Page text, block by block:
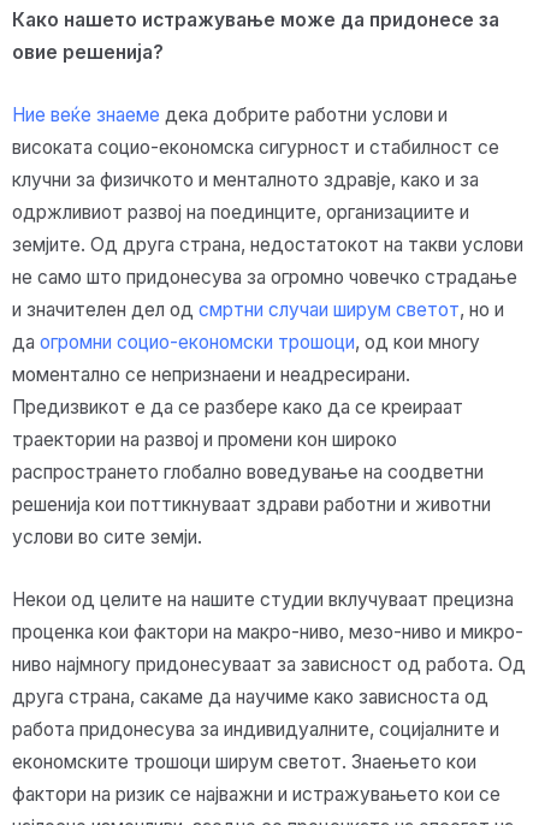
Како нашето истражување може да придонесе за
овие решенија?
Ние веќе знаеме дека добрите работни услови и
високата социо-економска сигурност и стабилност се
клучни за физичкото и менталното здравје, како и за
одржливиот развој на поединците, организациите и
земјите. Од друга страна, недостатокот на такви услови
не само што придонесува за огромно човечко страдање
и значителен дел од смртни случаи ширум светот, но и
да огромни социо-економски трошоци, од кои многу
моментално се непризнаени и неадресирани.
Предизвикот е да се разбере како да се креираат
траектории на развој и промени кон широко
распространето глобално воведување на соодветни
решенија кои поттикнуваат здрави работни и животни
услови во сите земји.
Некои од целите на нашите студии вклучуваат прецизна
проценка кои фактори на макро-ниво, мезо-ниво и микро-
ниво најмногу придонесуваат за зависност од работа. Од
друга страна, сакаме да научиме како зависноста од
работа придонесува за индивидуалните, социјалните и
економските трошоци ширум светот. Знаењето кои
фактори на ризик се најважни и истражувањето кои се